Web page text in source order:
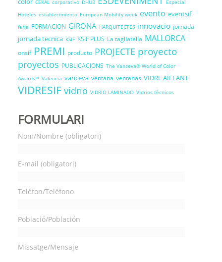
CEKAL corporativo DHUB
Especial
Hoteles establecimiento European Mobility week evento eventsif
feria FORMACION GIRONA HARQUITECTES innovacio jornada
jornada tecnica KSIF KSIF PLUS La tagliatella MALLORCA
onsif PREMI producto PROJECTE proyecto
proyectos PUBLICACIONS The Vanceva® World of Color
Awards™ Valencia vanceva ventana ventanas VIDRE AÏLLANT
VIDRESIF vidrio VIDRIO LAMINADO Vidrios técnicos
FORMULARI
Nom/Nombre (obligatori)
E-mail (obligatori)
Telèfon/Teléfono
Població/Población
Missatge/Mensaje